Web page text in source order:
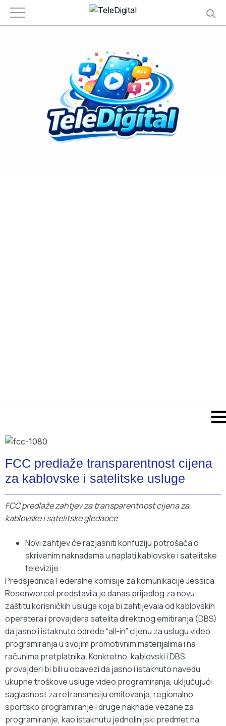
FCC predlaže transparentnost cijena
za kablovske i satelitske usluge
FCC predlaže zahtjev za transparentnost cijena za
kablovske i satelitske gledaoce
Novi zahtjev će razjasniti konfuziju potrošača o
skrivenim naknadama u naplati kablovske i satelitske
televizije
Predsjednica Federalne komisije za komunikacije Jessica
Rosenworcel predstavila je danas prijedlog za novu
zaštitu korisničkih usluga koja bi zahtijevala od kablovskih
operatera i provajdera satelita direktnog emitiranja (DBS)
da jasno i istaknuto odrede “all-in” cijenu za uslugu video
programiranja u svojim promotivnim materijalima i na
računima pretplatnika. Konkretno, kablovski i DBS
provajderi bi bili u obavezi da jasno i istaknuto navedu
ukupne troškove usluge video programiranja, uključujući
saglasnost za retransmisiju emitovanja, regionalno
sportsko programiranje i druge naknade vezane za
programiranje, kao istaknutu jednolinijski predmet na